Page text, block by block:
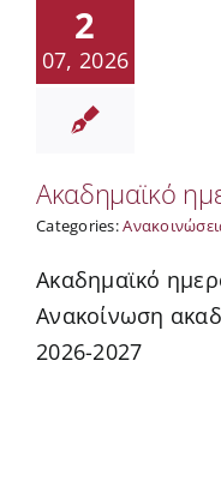
2
07, 2026
Ακαδημαϊκό
Categories:
Ακαδημαϊκό
Ανακοίνωση
2026-2027